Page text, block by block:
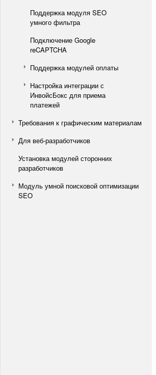
Поддержка модуля SEO
умного фильтра
Подключение Google
reCAPTCHA
Поддержка модулей оплаты
Настройка интеграции с
ИнвойсБокс для приема
платежей
Требования к графическим материалам
Для веб-разработчиков
Установка модулей сторонних
разработчиков
Модуль умной поисковой оптимизации
SEO